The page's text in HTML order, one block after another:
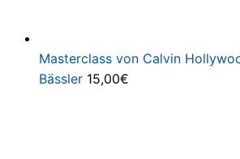
Masterclass von Calvin
Bässler 15,00€